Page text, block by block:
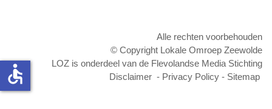
Alle rechten voorbehouden
© Copyright Lokale Omroep Zeewolde
LOZ is onderdeel van de Flevolandse Media Stichting
Disclaimer - Privacy Policy - Sitemap
accessible